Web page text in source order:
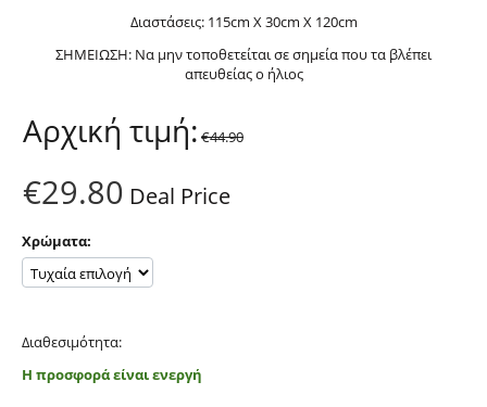
Διαστάσεις: 115cm X 30cm X 120cm
ΣΗΜΕΙΩΣΗ: Να μην τοποθετείται σε σημεία που τα βλέπει
απευθείας ο ήλιος
Αρχική τιμή: €44.90
€29.80 Deal Price
Χρώματα:
Διαθεσιμότητα:
Η προσφορά είναι ενεργή